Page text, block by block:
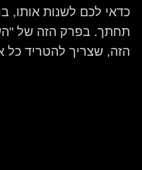
כדאי לכם לשנות אותו,
תחתך. בפרק הזה של
הזה, שצריך להטריד כל